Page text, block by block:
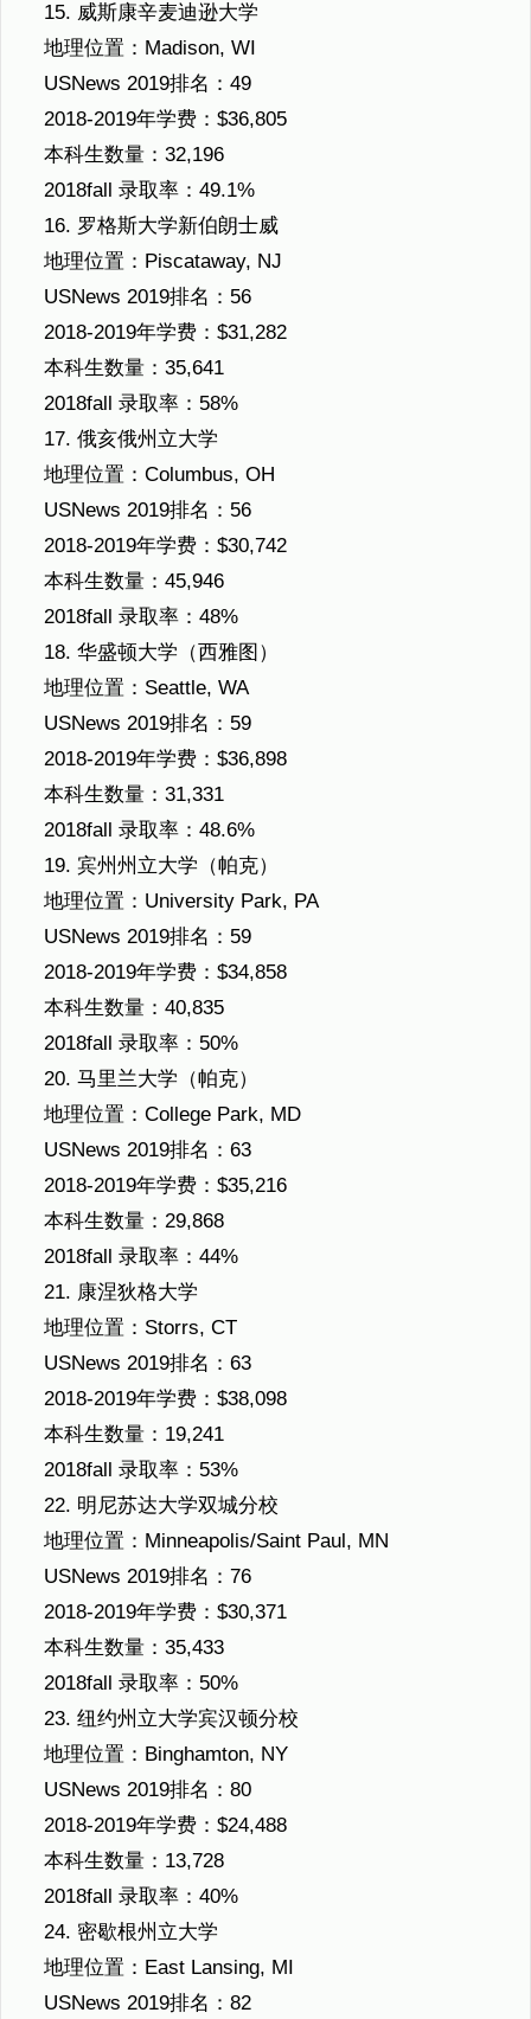
15. 威斯康辛麦迪逊大学
地理位置：Madison, WI
USNews 2019排名：49
2018-2019年学费：$36,805
本科生数量：32,196
2018fall 录取率：49.1%
16. 罗格斯大学新伯朗士威
地理位置：Piscataway, NJ
USNews 2019排名：56
2018-2019年学费：$31,282
本科生数量：35,641
2018fall 录取率：58%
17. 俄亥俄州立大学
地理位置：Columbus, OH
USNews 2019排名：56
2018-2019年学费：$30,742
本科生数量：45,946
2018fall 录取率：48%
18. 华盛顿大学（西雅图）
地理位置：Seattle, WA
USNews 2019排名：59
2018-2019年学费：$36,898
本科生数量：31,331
2018fall 录取率：48.6%
19. 宾州州立大学（帕克）
地理位置：University Park, PA
USNews 2019排名：59
2018-2019年学费：$34,858
本科生数量：40,835
2018fall 录取率：50%
20. 马里兰大学（帕克）
地理位置：College Park, MD
USNews 2019排名：63
2018-2019年学费：$35,216
本科生数量：29,868
2018fall 录取率：44%
21. 康涅狄格大学
地理位置：Storrs, CT
USNews 2019排名：63
2018-2019年学费：$38,098
本科生数量：19,241
2018fall 录取率：53%
22. 明尼苏达大学双城分校
地理位置：Minneapolis/Saint Paul, MN
USNews 2019排名：76
2018-2019年学费：$30,371
本科生数量：35,433
2018fall 录取率：50%
23. 纽约州立大学宾汉顿分校
地理位置：Binghamton, NY
USNews 2019排名：80
2018-2019年学费：$24,488
本科生数量：13,728
2018fall 录取率：40%
24. 密歇根州立大学
地理位置：East Lansing, MI
USNews 2019排名：82